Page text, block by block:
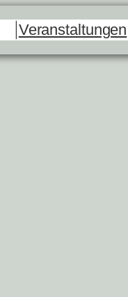
Veranstaltungen